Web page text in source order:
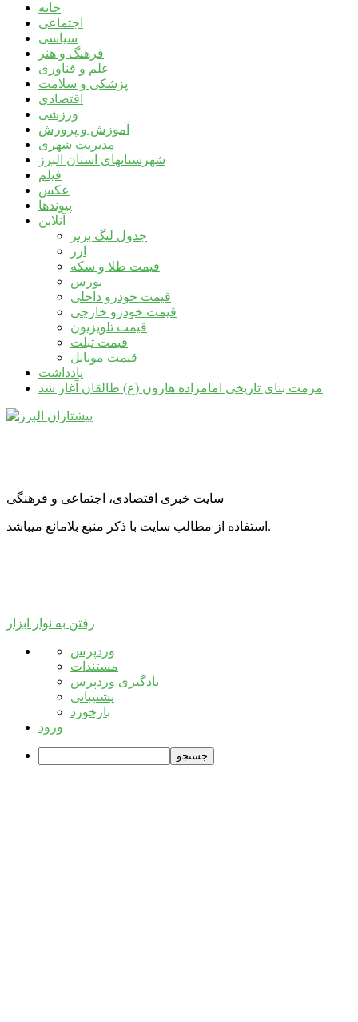
خانه
اجتماعی
سیاسی
فرهنگ و هنر
علم و فناوری
پزشکی و سلامت
اقتصادی
ورزشی
آموزش و پرورش
مدیریت شهری
شهرستانهای استان البرز
فیلم
عکس
پیوندها
آنلاین
جدول لیگ برتر
ارز
قیمت طلا و سکه
بورس
قیمت خودرو داخلی
قیمت خودرو خارجی
قیمت تلویزیون
قیمت تبلت
قیمت موبایل
یادداشت
مرمت بنای تاریخی امامزاده هارون (ع) طالقان آغاز شد
سایت خبری اقتصادی، اجتماعی و فرهنگی
استفاده از مطالب سایت با ذکر منبع بلامانع میباشد.
رفتن به نوار ابزار
درباره
وردپرس
وردپرس
مستندات
یادگیری وردپرس
پشتیبانی
بازخورد
ورود
جستجو